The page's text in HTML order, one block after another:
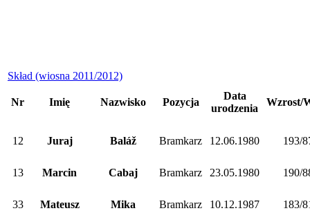
Skład (wiosna 2011/2012)
Nr Imię Nazwisko Pozycja
Data
urodzenia
Wzrost/
12 Juraj Baláž Bramkarz 12.06.1980 193/
13 Marcin Cabaj Bramkarz 23.05.1980 190/
33 Mateusz Mika Bramkarz 10.12.1987 183/